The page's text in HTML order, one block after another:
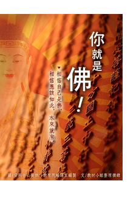
覺有情-法華期